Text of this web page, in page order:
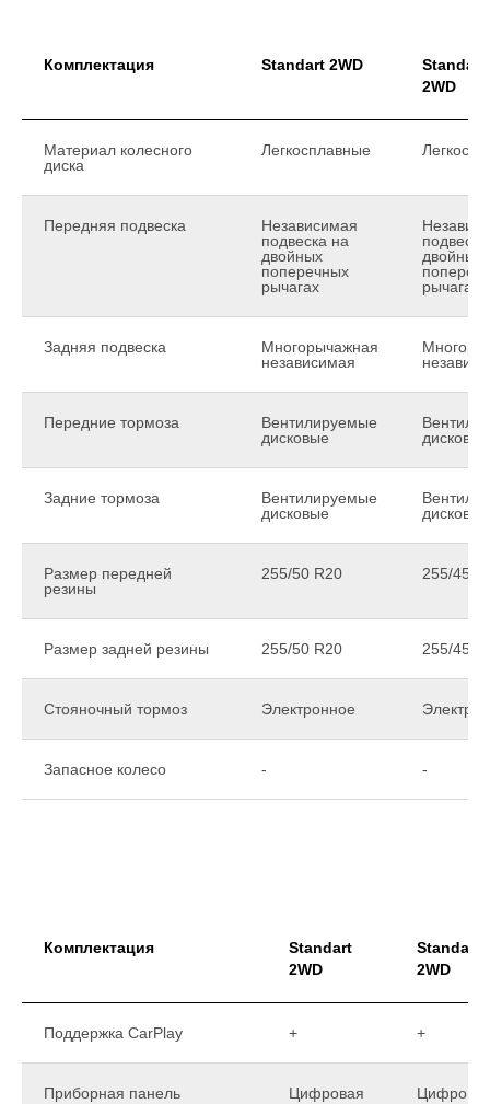
Комплектация Standart 2WD
Standart
2WD
Материал колесного
диска
Легкосплавные
Передняя подвеска
Независимая
подвеска на
двойных
поперечных
рычагах
двойных
рычагах
Задняя подвеска
Многорычажная
независимая
Передние тормоза
Вентилируемые
дисковые
дисковые
Задние тормоза
Вентилируемые
дисковые
дисковые
Размер передней
резины
255/50 R20 255/45
Размер задней резины 255/50 R20 255/45
Стояночный тормоз Электронное
Запасное колесо - -
Комплектация
Standart
2WD
Standart
2WD
Поддержка CarPlay + +
Приборная панель Цифровая